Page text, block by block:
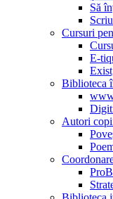
Să
Cursuri
E-
Biblioteca
Autori